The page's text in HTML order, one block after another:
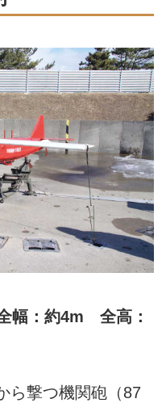
幅：約4m 全高：
ら撃つ機関砲（87